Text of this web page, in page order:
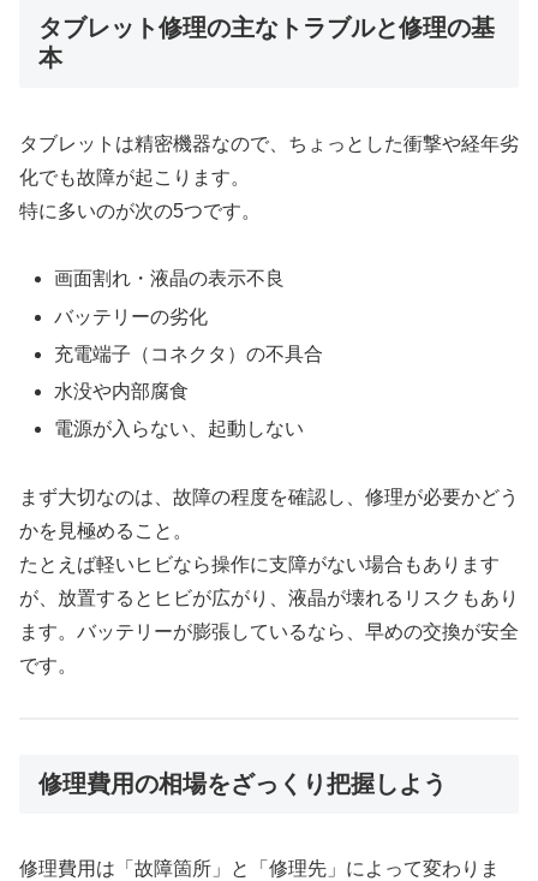
タブレット修理の主なトラブルと修理の基
本
タブレットは精密機器なので、ちょっとした衝撃や経年劣
化でも故障が起こります。
特に多いのが次の5つです。
画面割れ・液晶の表示不良
バッテリーの劣化
充電端子（コネクタ）の不具合
水没や内部腐食
電源が入らない、起動しない
まず大切なのは、故障の程度を確認し、修理が必要かどう
かを見極めること。
たとえば軽いヒビなら操作に支障がない場合もあります
が、放置するとヒビが広がり、液晶が壊れるリスクもあり
ます。バッテリーが膨張しているなら、早めの交換が安全
です。
修理費用の相場をざっくり把握しよう
修理費用は「故障箇所」と「修理先」によって変わりま